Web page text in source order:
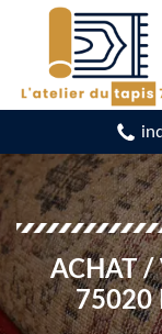
ACHAT /
75020